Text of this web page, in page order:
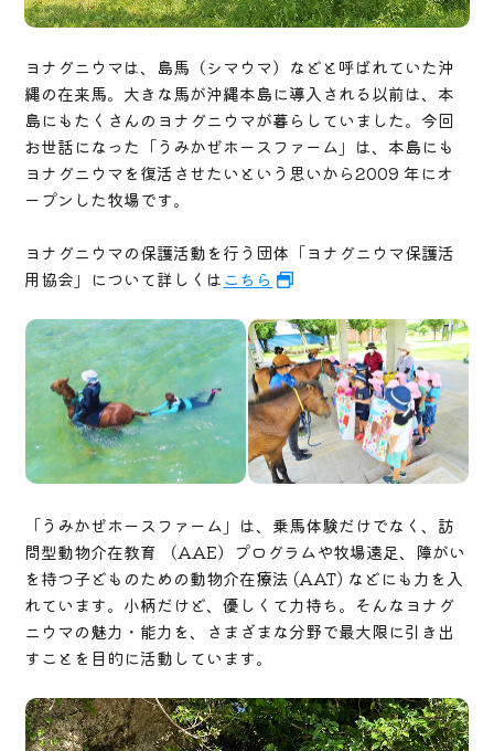
ヨナグニウマは、島馬（シマウマ）などと呼ばれていた沖
縄の在来馬。大きな馬が沖縄本島に導入される以前は、本
島にもたくさんのヨナグニウマが暮らしていました。今回
お世話になった「うみかぜホースファーム」は、本島にも
ヨナグニウマを復活させたいという思いから2009 年にオ
ープンした牧場です。
ヨナグニウマの保護活動を行う団体「ヨナグニウマ保護活
用協会」について詳しくはこちら
「うみかぜホースファーム」は、乗馬体験だけでなく、訪
問型動物介在教育 （AAE）プログラムや牧場遠足、障がい
を持つ子どものための動物介在療法 (AAT) などにも力を入
れています。小柄だけど、優しくて力持ち。そんなヨナグ
ニウマの魅力・能力を、さまざまな分野で最大限に引き出
すことを目的に活動しています。